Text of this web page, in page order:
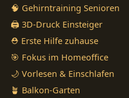
🧠 Gehirntraining Senioren
🖨️ 3D-Druck Einsteiger
⛑️ Erste Hilfe zuhause
🎯 Fokus im Homeoffice
🌙 Vorlesen & Einschlafen
🪴 Balkon-Garten